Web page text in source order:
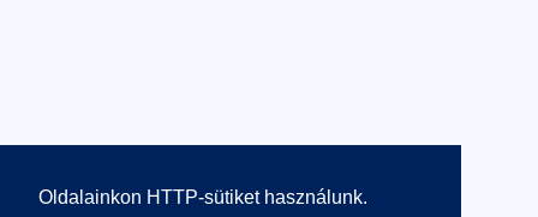
Oldalainkon HTTP-sütiket használunk.